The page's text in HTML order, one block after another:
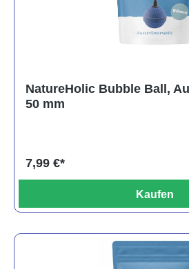
NatureHolic Bubble Ball,
50 mm
7,99 €*
Kaufen